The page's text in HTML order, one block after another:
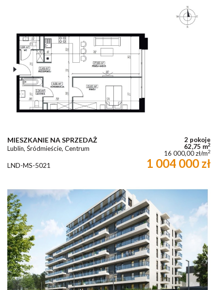
MIESZKANIE NA SPRZEDAŻ
Lublin, Śródmieście, Centrum
2 pokoje
62,75 m2
16 000,00 zł/m2
LND-MS-5021 1 004 000 zł